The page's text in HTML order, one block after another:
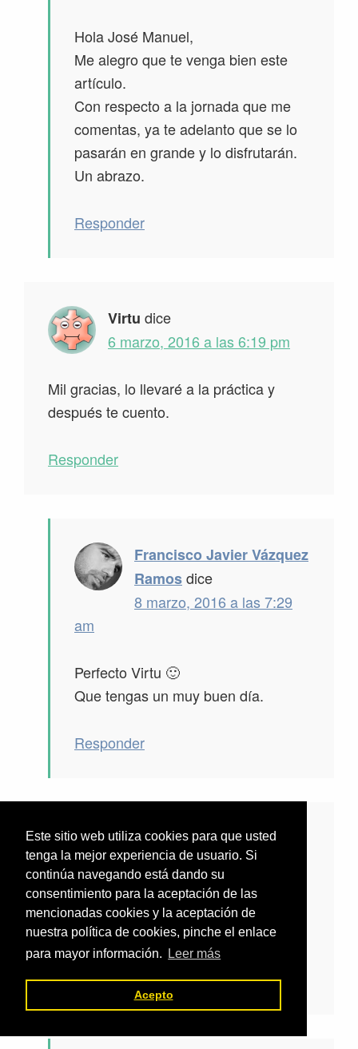
Este sitio web utiliza cookies para que usted
tenga la mejor experiencia de usuario. Si
continúa navegando está dando su
consentimiento para la aceptación de las
mencionadas cookies y la aceptación de
nuestra política de cookies, pinche el enlace
para mayor información.
Leer más
Acepto
Hola José Manuel,
Me alegro que te venga bien este
artículo.
Con respecto a la jornada que me
comentas, ya te adelanto que se lo
pasarán en grande y lo disfrutarán.
Un abrazo.
Responder
Virtu dice
6 marzo, 2016 a las 6:19 pm
Mil gracias, lo llevaré a la práctica y
después te cuento.
Responder
Francisco Javier Vázquez
Ramosdice
8 marzo, 2016 a las 7:29
am
Perfecto Virtu 🙂
Que tengas un muy buen día.
Responder
carlosdice
6 marzo, 2016 a las 6:20 pm
No puedo descargarme como hacer los
mapas…
Responder